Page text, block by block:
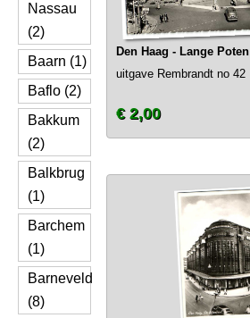
Nassau
(2)
Baarn (1)
Baflo (2)
Bakkum
(2)
Balkbrug
(1)
Barchem
(1)
Barneveld
(8)
Den Haag - Lange Poten
uitgave Rembrandt no 42
€ 2,00